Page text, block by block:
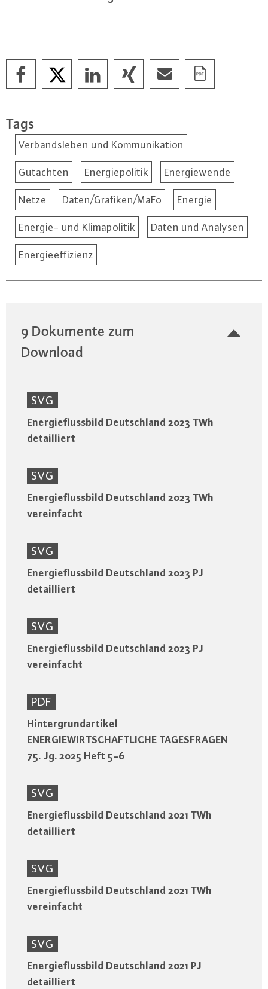
Tags
Verbandsleben und Kommunikation
Gutachten Energiepolitik Energiewende
Netze Daten/Grafiken/MaFo Energie
Energie- und Klimapolitik Daten und Analysen
Energieeffizienz
9 Dokumente zum
Download
SVG
Energieflussbild Deutschland 2023 TWh
detailliert
SVG
Energieflussbild Deutschland 2023 TWh
vereinfacht
SVG
Energieflussbild Deutschland 2023 PJ
detailliert
SVG
Energieflussbild Deutschland 2023 PJ
vereinfacht
PDF
Hintergrundartikel
ENERGIEWIRTSCHAFTLICHE TAGESFRAGEN
75. Jg. 2025 Heft 5-6
SVG
Energieflussbild Deutschland 2021 TWh
detailliert
SVG
Energieflussbild Deutschland 2021 TWh
vereinfacht
SVG
Energieflussbild Deutschland 2021 PJ
detailliert